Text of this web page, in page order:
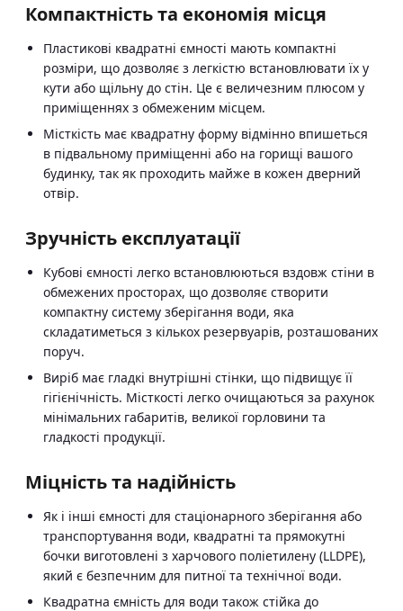
Компактність та економія місця
Пластикові квадратні ємності мають компактні
розміри, що дозволяє з легкістю встановлювати їх у
кути або щільну до стін. Це є величезним плюсом у
приміщеннях з обмеженим місцем.
Місткість має квадратну форму відмінно впишеться
в підвальному приміщенні або на горищі вашого
будинку, так як проходить майже в кожен дверний
отвір.
Зручність експлуатації
Кубові ємності легко встановлюються вздовж стіни в
обмежених просторах, що дозволяє створити
компактну систему зберігання води, яка
складатиметься з кількох резервуарів, розташованих
поруч.
Виріб має гладкі внутрішні стінки, що підвищує її
гігієнічність. Місткості легко очищаються за рахунок
мінімальних габаритів, великої горловини та
гладкості продукції.
Міцність та надійність
Як і інші ємності для стаціонарного зберігання або
транспортування води, квадратні та прямокутні
бочки виготовлені з харчового поліетилену (LLDPE),
який є безпечним для питної та технічної води.
Квадратна ємність для води також стійка до